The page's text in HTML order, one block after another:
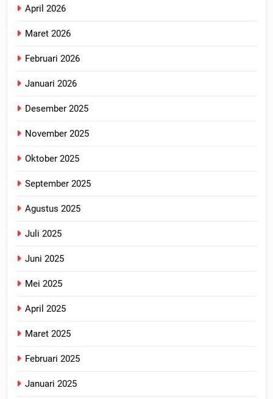
April 2026
Maret 2026
Februari 2026
Januari 2026
Desember 2025
November 2025
Oktober 2025
September 2025
Agustus 2025
Juli 2025
Juni 2025
Mei 2025
April 2025
Maret 2025
Februari 2025
Januari 2025